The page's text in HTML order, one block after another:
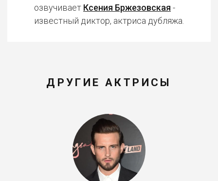
озвучивает Ксения Бржезовская -
известный диктор, актриса дубляжа.
ДРУГИЕ АКТРИСЫ